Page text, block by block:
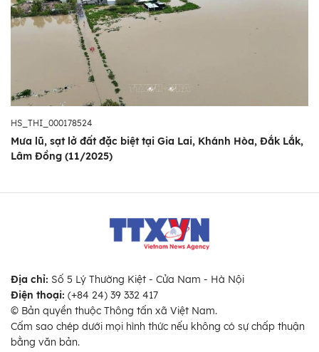
HS_THI_000178524
Mưa lũ, sạt lở đất đặc biệt tại Gia Lai, Khánh Hòa, Đắk Lắk,
Lâm Đồng (11/2025)
Địa chỉ: Số 5 Lý Thường Kiệt - Cửa Nam - Hà Nội
Điện thoại: (+84 24) 39 332 417
© Bản quyền thuộc Thông tấn xã Việt Nam.
Cấm sao chép dưới mọi hình thức nếu không có sự chấp thuận
bằng văn bản.